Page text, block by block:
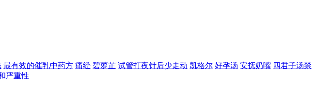
最有效的催乳中药方 痛经 碧萝芷 试管打夜针后少走动 凯格尔 好孕汤 安抚奶嘴 四君子汤禁
严重性